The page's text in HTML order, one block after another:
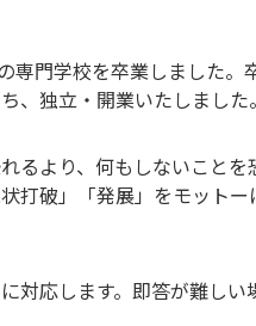
門学校を卒業しました
、独立・開業いたしました。
るより、何もしないこと
打破」「発展」をモット
対応します。即答が難し